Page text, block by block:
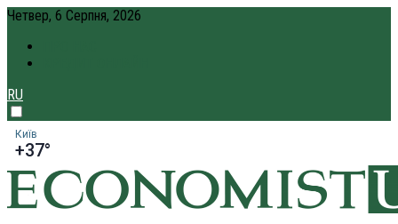
Четвер, 6 Серпня, 2026
RU
Київ
+37°